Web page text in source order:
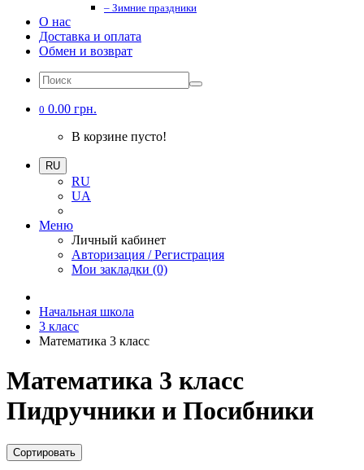
– Зимние праздники
О нас
Доставка и оплата
Обмен и возврат
0 0.00 грн.
В корзине пусто!
RU
RU
UA
Меню
Личный кабинет
Авторизация / Регистрация
Мои закладки (0)
Начальная школа
3 класс
Математика 3 класс
Математика 3 класс
Пидручники и Посибники
Сортировать